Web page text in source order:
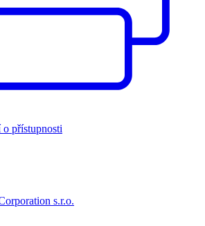
o přístupnosti
s.r.o.